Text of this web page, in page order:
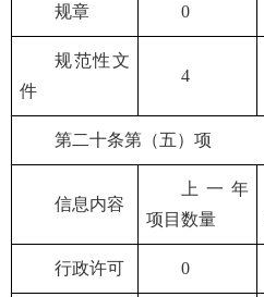
规章 0
规范性文
件
4
第二十条第（五）项
信息内容
上一年
项目数量
行政许可 0